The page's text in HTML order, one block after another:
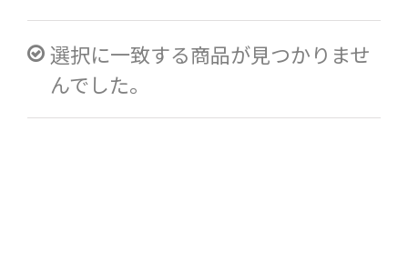
選択に一致する商品が見つかりませ
んでした。